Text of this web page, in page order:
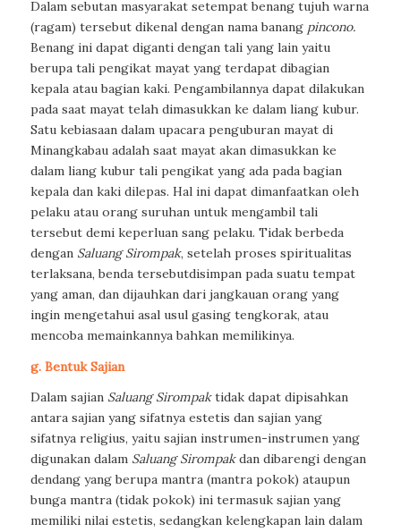
Dalam sebutan masyarakat setempat benang tujuh warna
(ragam) tersebut dikenal dengan nama banang pincono.
Benang ini dapat diganti dengan tali yang lain yaitu
berupa tali pengikat mayat yang terdapat dibagian
kepala atau bagian kaki. Pengambilannya dapat dilakukan
pada saat mayat telah dimasukkan ke dalam liang kubur.
Satu kebiasaan dalam upacara penguburan mayat di
Minangkabau adalah saat mayat akan dimasukkan ke
dalam liang kubur tali pengikat yang ada pada bagian
kepala dan kaki dilepas. Hal ini dapat dimanfaatkan oleh
pelaku atau orang suruhan untuk mengambil tali
tersebut demi keperluan sang pelaku. Tidak berbeda
dengan Saluang Sirompak, setelah proses spiritualitas
terlaksana, benda tersebutdisimpan pada suatu tempat
yang aman, dan dijauhkan dari jangkauan orang yang
ingin mengetahui asal usul gasing tengkorak, atau
mencoba memainkannya bahkan memilikinya.
g. Bentuk Sajian
Dalam sajian Saluang Sirompaktidak dapat dipisahkan
antara sajian yang sifatnya estetis dan sajian yang
sifatnya religius, yaitu sajian instrumen-instrumen yang
digunakan dalam Saluang Sirompakdan dibarengi dengan
dendang yang berupa mantra (mantra pokok) ataupun
bunga mantra (tidak pokok) ini termasuk sajian yang
memiliki nilai estetis, sedangkan kelengkapan lain dalam